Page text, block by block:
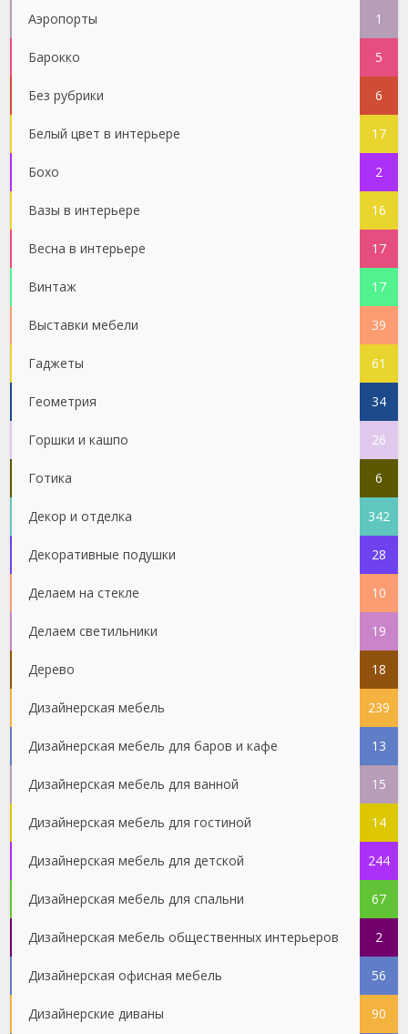
Аэропорты 1
Барокко 5
Без рубрики 6
Белый цвет в интерьере 17
Бохо 2
Вазы в интерьере 16
Весна в интерьере 17
Винтаж 17
Выставки мебели 39
Гаджеты 61
Геометрия 34
Горшки и кашпо 26
Готика 6
Декор и отделка 342
Декоративные подушки 28
Делаем на стекле 10
Делаем светильники 19
Дерево 18
Дизайнерская мебель 239
Дизайнерская мебель для баров и кафе 13
Дизайнерская мебель для ванной 15
Дизайнерская мебель для гостиной 14
Дизайнерская мебель для детской 244
Дизайнерская мебель для спальни 67
Дизайнерская мебель общественных интерьеров 2
Дизайнерская офисная мебель 56
Дизайнерские диваны 90